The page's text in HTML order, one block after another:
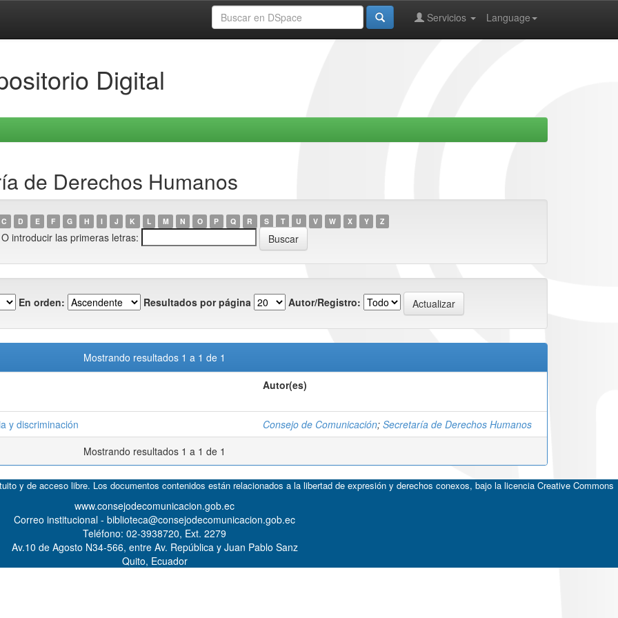
Language
Servicios
Digital
de Derechos Humanos
C D E F G H I J K L M N O P Q R S T U V W X Y Z
O introducir las primeras letras:
En orden: Resultados por página Autor/Registro:
Mostrando resultados 1 a 1 de 1
Autor(es)
y discriminación Consejo de Comunicación; Secretaría de Derechos Humanos
Mostrando resultados 1 a 1 de 1
y de acceso libre. Los documentos contenidos están relacionados a la libertad de expresión y derechos conexos, bajo la licencia Creative Commons
www.consejodecomunicacion.gob.ec
Correo institucional - biblioteca@consejodecomunicacion.gob.ec
Teléfono: 02-3938720, Ext. 2279
Av.10 de Agosto N34-566, entre Av. República y Juan Pablo Sanz
Quito, Ecuador